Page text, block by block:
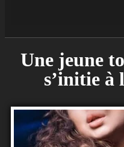
Une jeune
s’initie à